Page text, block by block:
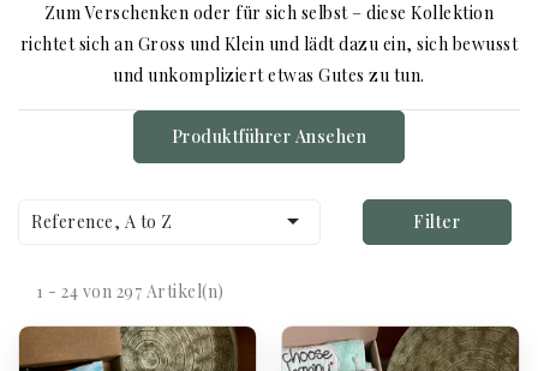
Zum Verschenken oder für sich selbst – diese Kollektion
richtet sich an Gross und Klein und lädt dazu ein, sich bewusst
und unkompliziert etwas Gutes zu tun.
Produktführer Ansehen
Reference, A to Z  Filter
1 - 24 von 297 Artikel(n)